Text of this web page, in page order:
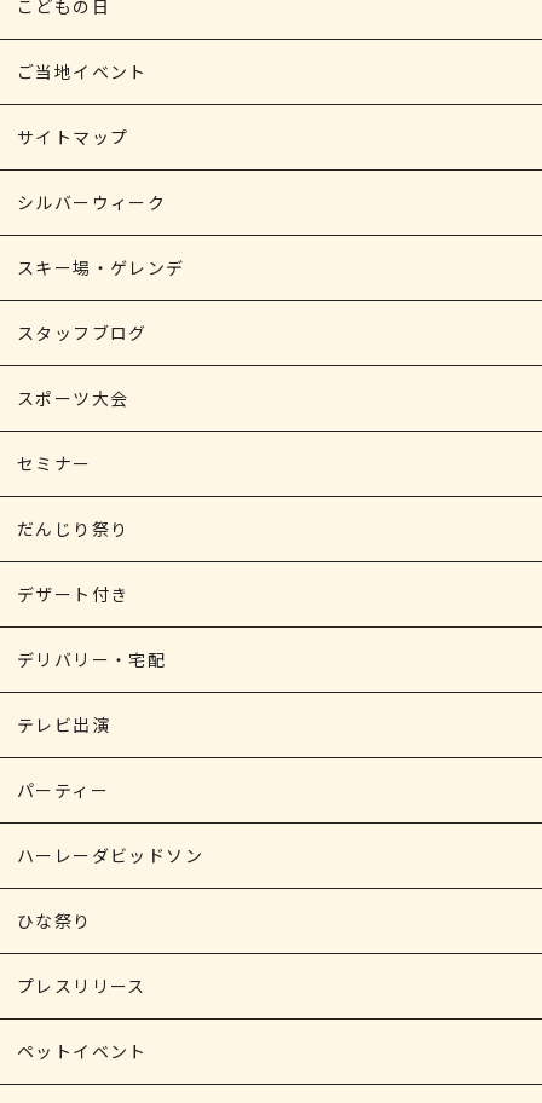
こどもの日
ご当地イベント
サイトマップ
シルバーウィーク
スキー場・ゲレンデ
スタッフブログ
スポーツ大会
セミナー
だんじり祭り
デザート付き
デリバリー・宅配
テレビ出演
パーティー
ハーレーダビッドソン
ひな祭り
プレスリリース
ペットイベント